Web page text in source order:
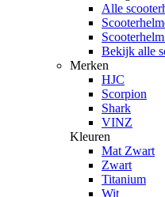
Alle
Bekijk alle
Merken
HJC
Scorpion
Shark
VINZ
Kleuren
Mat Zwart
Zwart
Titanium
Wit